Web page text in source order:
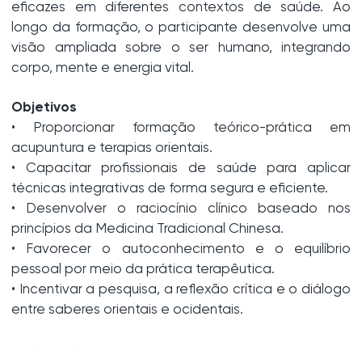
eficazes em diferentes contextos de saúde. Ao
longo da formação, o participante desenvolve uma
visão ampliada sobre o ser humano, integrando
corpo, mente e energia vital.
Objetivos
• Proporcionar formação teórico-prática em
acupuntura e terapias orientais.
• Capacitar profissionais de saúde para aplicar
técnicas integrativas de forma segura e eficiente.
• Desenvolver o raciocínio clínico baseado nos
princípios da Medicina Tradicional Chinesa.
• Favorecer o autoconhecimento e o equilíbrio
pessoal por meio da prática terapêutica.
• Incentivar a pesquisa, a reflexão crítica e o diálogo
entre saberes orientais e ocidentais.